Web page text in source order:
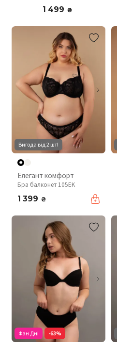
1 499 ₴
Вигода від 2 шт!
Елегант комфорт
Бра балконет 105EK
1 399 ₴
Фан Дні -63%